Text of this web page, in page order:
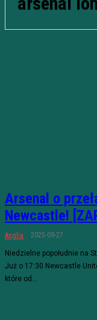
Arsenal o
Newcastle!
Anglia 2025-09-27
Niedzielne popołudnie na
Już o 17:30 Newcastle
które od...